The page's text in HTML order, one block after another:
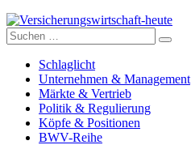
Versicherungswirtschaft-heute
Suche
nach:
Schlaglicht
Unternehmen & Management
Märkte & Vertrieb
Politik & Regulierung
Köpfe & Positionen
BWV-Reihe